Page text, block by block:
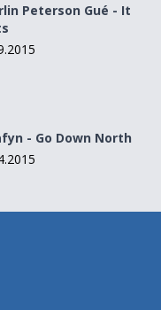
Peterson Gué - It
- Go Down North